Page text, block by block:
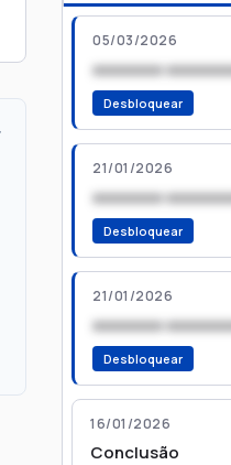
05/03/2026
xxxxxxxx
Desbloquear
21/01/2026
xxxxxxxx
Desbloquear
21/01/2026
xxxxxxxx
Desbloquear
16/01/2026
Conclusão